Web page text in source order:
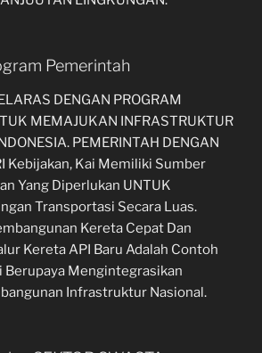
Pemerintah
DENGAN PROGRAM
MEMAJUKAN INFRASTRUKTUR
PEMERINTAH DENGAN
Kebijakan, Kai Memiliki Sumber
Yang Diperlukan UNTUK
Transportasi Secara Luas.
Kereta Cepat Dan
Kereta API Baru Adalah Contoh
Berupaya Mengintegrasikan
Infrastruktur Nasional.